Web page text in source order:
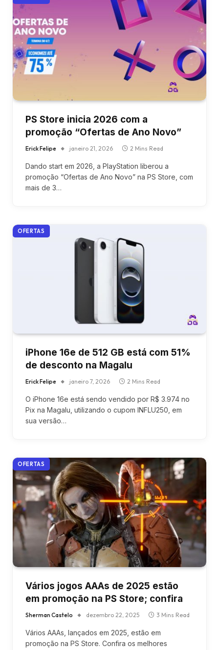
PS Store inicia 2026 com a
promoção “Ofertas de Ano Novo”
Erick Felipe janeiro 21, 2026 2 Mins Read
Dando start em 2026, a PlayStation liberou a
promoção “Ofertas de Ano Novo” na PS Store, com
mais de 3…
OFERTAS
iPhone 16e de 512 GB está com 51%
de desconto na Magalu
Erick Felipe janeiro 7, 2026 2 Mins Read
O iPhone 16e está sendo vendido por R$ 3.974 no
Pix na Magalu, utilizando o cupom INFLU250, em
sua versão…
OFERTAS
Vários jogos AAAs de 2025 estão
em promoção na PS Store; confira
Sherman Castelo dezembro 22, 2025 3 Mins Read
Vários AAAs, lançados em 2025, estão em
promoção na PS Store. Confira os melhores